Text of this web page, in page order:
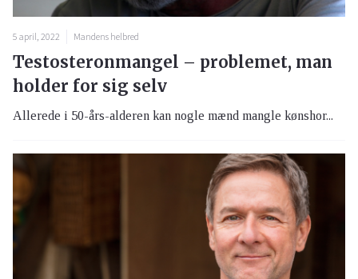
5 april, 2022 Mandens helbred
Testosteronmangel – problemet, man
holder for sig selv
Allerede i 50-års-alderen kan nogle mænd mangle kønshor...